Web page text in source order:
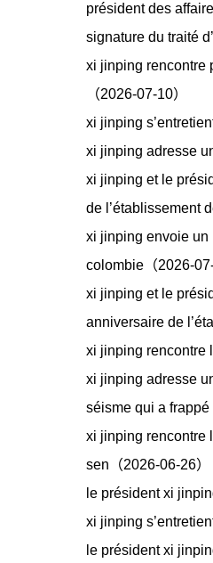
président des
signature du traité
xi jinping rencontre
（2026-07-10）
xi jinping
xi jinping adresse
xi jinping et le
de l’établissement
xi jinping envoie un
colombie（2026-
xi jinping et le
anniversaire de
xi jinping rencontre
xi jinping adresse
séisme qui a
xi jinping rencontre
sen（2026-06-26）
le président xi
xi jinping
le président xi